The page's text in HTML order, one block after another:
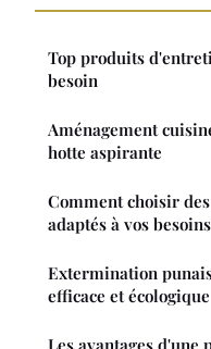
Top produits
besoin
Aménagement
hotte aspirante
Comment choisir
adaptés à vos besoins
Extermination
efficace et écologique
Les avantages